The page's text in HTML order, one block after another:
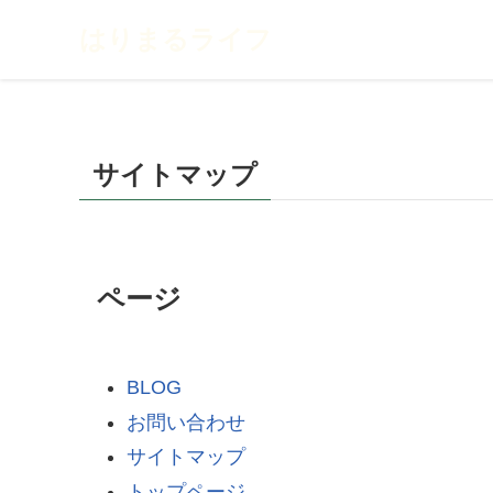
サイトマップ
ページ
BLOG
お問い合わせ
サイトマップ